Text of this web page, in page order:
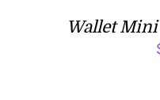
Wallet Mini